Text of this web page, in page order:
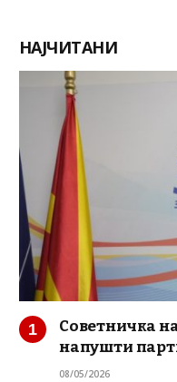
НАЈЧИТАНИ
Советничка
напушти
08/05/2026